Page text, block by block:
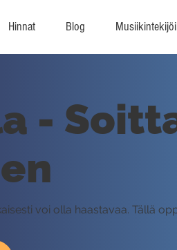
Hinnat Blog
-
voi olla haastavaa. Tällä